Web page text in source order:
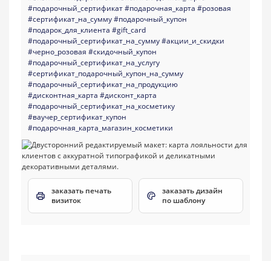
#подарочный_сертификат#подарочная_карта #розовая
#сертификат_на_сумму#подарочный_купон
#подарок_для_клиента #gift_card
#подарочный_сертификат_на_сумму#акции_и_скидки
#черно_розовая #скидочный_купон
#подарочный_сертификат_на_услугу
#сертификат_подарочный_купон_на_сумму
#подарочный_сертификат_на_продукцию
#дисконтная_карта #дисконт_карта
#подарочный_сертификат_на_косметику
#ваучер_сертификат_купон
#подарочная_карта_магазин_косметики
заказать печать
визиток
заказать дизайн
по шаблону